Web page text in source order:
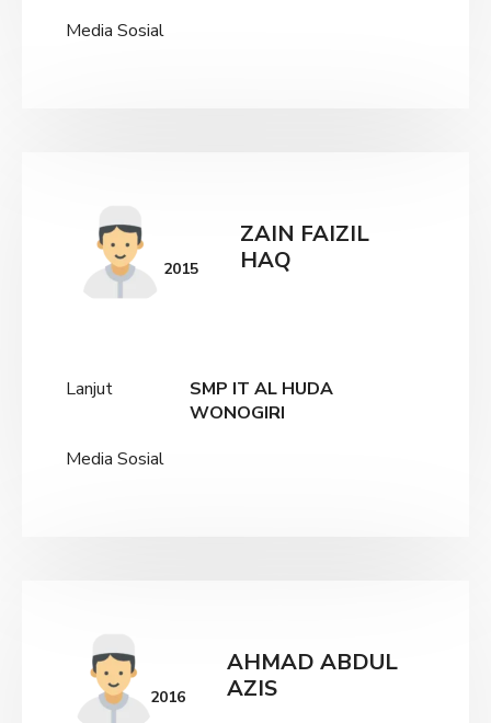
Media Sosial
2015
ZAIN FAIZIL
HAQ
Lanjut
SMP IT AL HUDA
WONOGIRI
Media Sosial
2016
AHMAD ABDUL
AZIS